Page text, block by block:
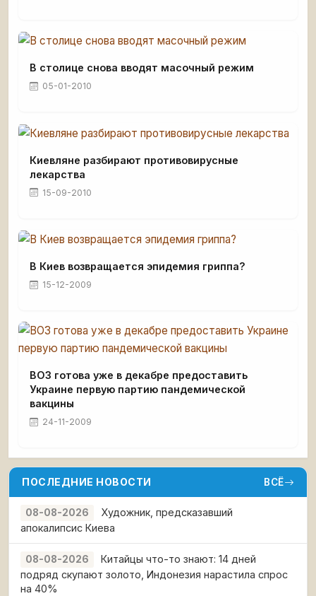
В столице снова вводят масочный режим
05-01-2010
Киевляне разбирают противовирусные
лекарства
15-09-2010
В Киев возвращается эпидемия гриппа?
15-12-2009
ВОЗ готова уже в декабре предоставить
Украине первую партию пандемической
вакцины
24-11-2009
ПОСЛЕДНИЕ НОВОСТИ ВСЁ
08-08-2026
Художник, предсказавший
апокалипсис Киева
08-08-2026
Китайцы что-то знают: 14 дней
подряд скупают золото, Индонезия нарастила спрос
на 40%